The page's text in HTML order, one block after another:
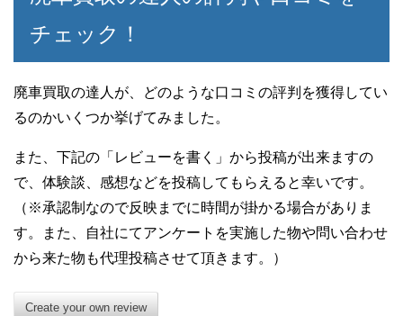
チェック！
廃車買取の達人が、どのような口コミの評判を獲得してい
るのかいくつか挙げてみました。
また、下記の「レビューを書く」から投稿が出来ますの
で、体験談、感想などを投稿してもらえると幸いです。
（※承認制なので反映までに時間が掛かる場合がありま
す。また、自社にてアンケートを実施した物や問い合わせ
から来た物も代理投稿させて頂きます。）
Create your own review